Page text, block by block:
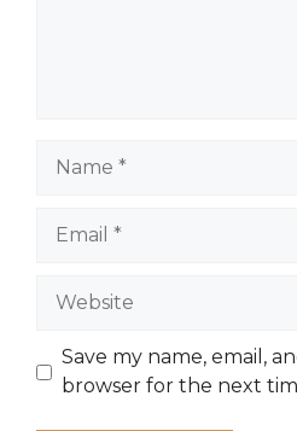
Website
Save my name, email,
browser for the next